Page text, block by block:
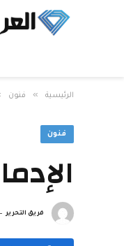
الرئيسية » فنون
فنون
فريق التحرير